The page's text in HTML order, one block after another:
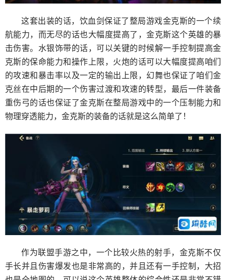
这套出装的话，饮血剑保证了整局游戏金克斯的一个续
航能力，而无尽的话也大幅度提高了，金克斯这个英雄的暴
击伤害。水银饰带的话，可以关键的时候解一手控制提高金
克斯的保命能力和操作上限，火炮的话可以大幅度提高咱们
的攻速和暴击率以及一定的输出上限，幻舞也保证了咱们金
克丝在中后期的一个伤害过渡和攻速的转型，最后一件装备
重伤弓的话也保证了金克斯在整局游戏中的一个压制能力和
物理穿透能力，金克斯的装备的话就是这么简单了！
作为联盟手游之中，一个比较火热的射手，金克斯不仅
手长并且伤害爆发也是非常高的，并且还有一手控制，大招